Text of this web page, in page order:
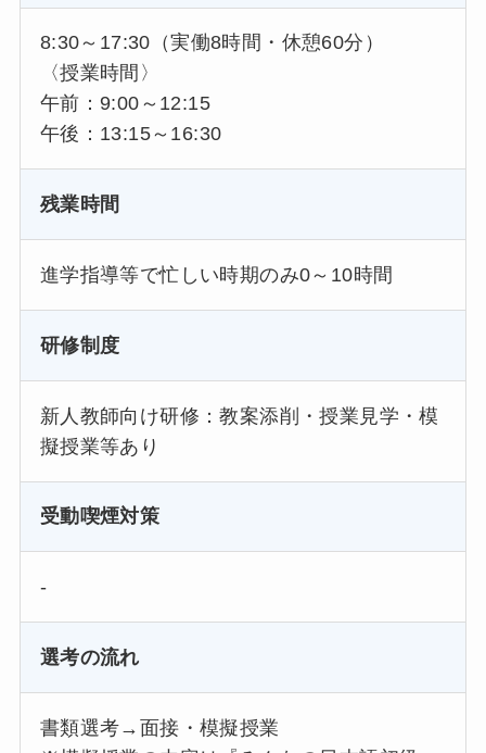
8:30～17:30（実働8時間・休憩60分）
〈授業時間〉
午前：9:00～12:15
午後：13:15～16:30
残業時間
進学指導等で忙しい時期のみ0～10時間
研修制度
新人教師向け研修：教案添削・授業見学・模
擬授業等あり
受動喫煙対策
-
選考の流れ
書類選考→面接・模擬授業